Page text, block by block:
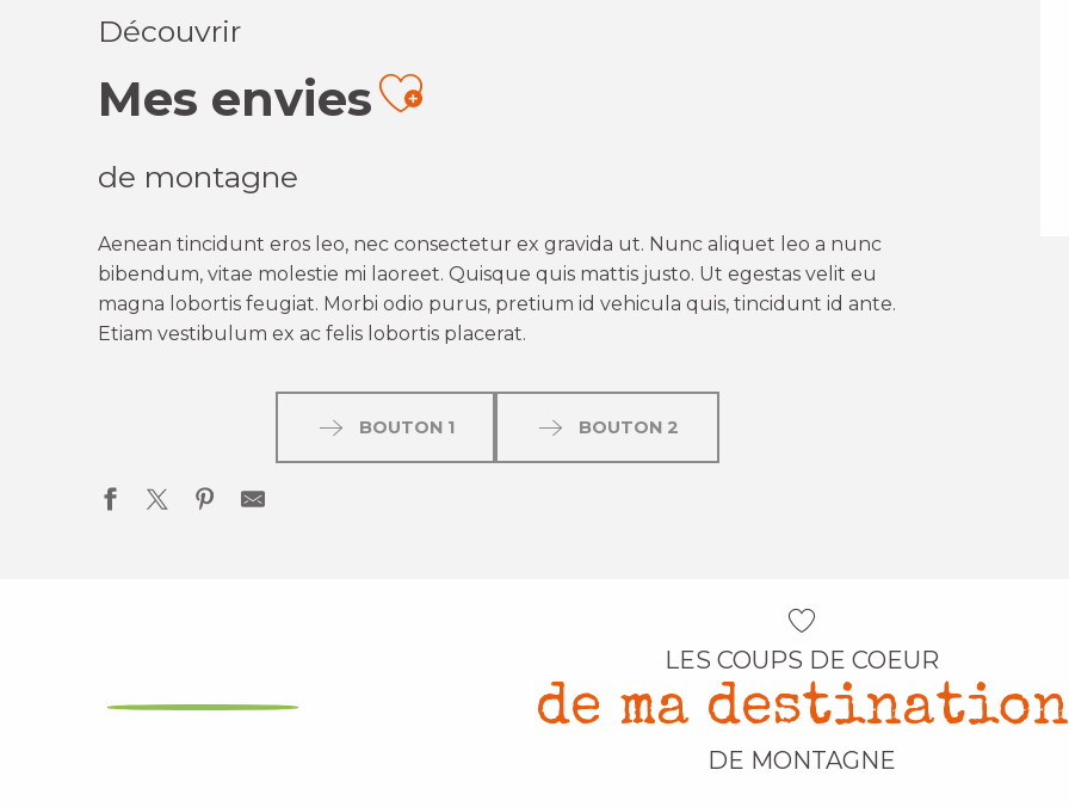
Découvrir
Mes enviesAjouter aux favoris
de montagne
Aenean tincidunt eros leo, nec consectetur ex gravida ut. Nunc aliquet leo a nunc
bibendum, vitae molestie mi laoreet. Quisque quis mattis justo. Ut egestas velit eu
magna lobortis feugiat. Morbi odio purus, pretium id vehicula quis, tincidunt id ante.
Etiam vestibulum ex ac felis lobortis placerat.
BOUTON 1 BOUTON 2
LES COUPS DE COEUR
de ma destination
DE MONTAGNE